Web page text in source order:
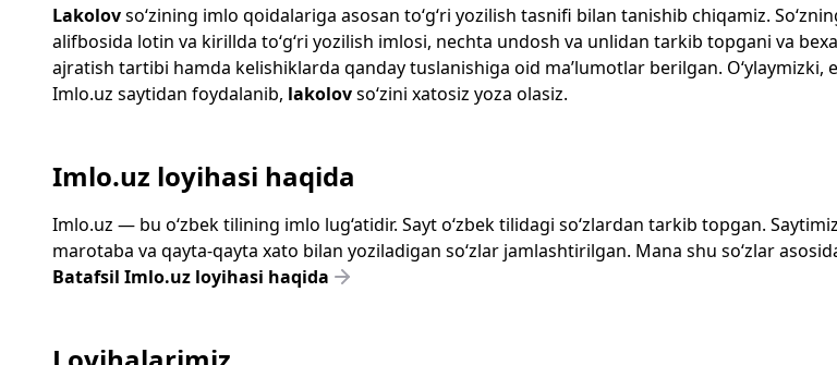
Lakolovso‘zining imlo qoidalariga asosan to‘g‘ri yozilish tasnifi bilan tanishib chiqamiz.
alifbosida lotin va kirillda to‘g‘ri yozilish imlosi, nechta undosh va unlidan tarkib topgani va
ajratish tartibi hamda kelishiklarda qanday tuslanishiga oid ma’lumotlar berilgan. O‘ylaymizki,
Imlo.uz saytidan foydalanib, lakolovso‘zini xatosiz yoza olasiz.
Imlo.uz loyihasi haqida
Imlo.uz — bu o‘zbek tilining imlo lug‘atidir. Sayt o‘zbek tilidagi so‘zlardan tarkib topgan.
marotaba va qayta-qayta xato bilan yoziladigan so‘zlar jamlashtirilgan. Mana shu so‘zlar
Batafsil Imlo.uz loyihasi haqida